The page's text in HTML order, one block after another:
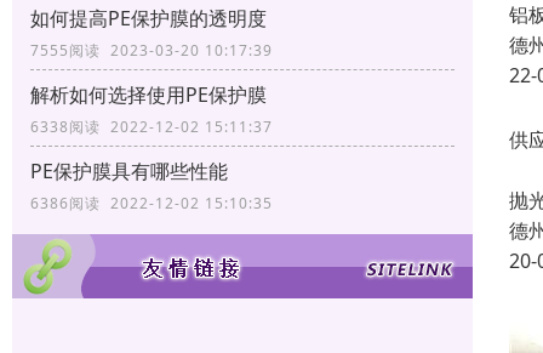
如何提高PE保护膜的透明度
7555阅读 2023-03-20 10:17:39
解析如何选择使用PE保护膜
6338阅读 2022-12-02 15:11:37
PE保护膜具有哪些性能
6386阅读 2022-12-02 15:10:35
铝
德
22-